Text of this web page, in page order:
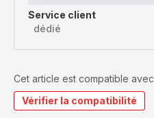
Service client
dédié
Cet article est compatible avec
Vérifier la compatibilité